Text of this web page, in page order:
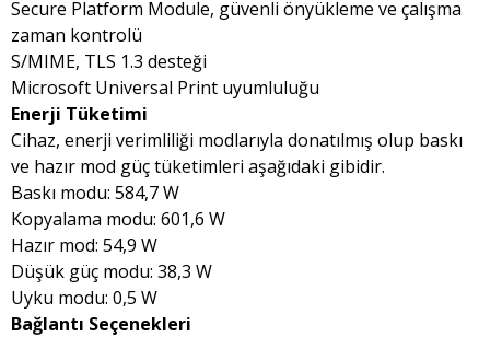
Secure Platform Module, güvenli önyükleme ve çalışma
zaman kontrolü
S/MIME, TLS 1.3 desteği
Microsoft Universal Print uyumluluğu
Enerji Tüketimi
Cihaz, enerji verimliliği modlarıyla donatılmış olup baskı
ve hazır mod güç tüketimleri aşağıdaki gibidir.
Baskı modu: 584,7 W
Kopyalama modu: 601,6 W
Hazır mod: 54,9 W
Düşük güç modu: 38,3 W
Uyku modu: 0,5 W
Bağlantı Seçenekleri